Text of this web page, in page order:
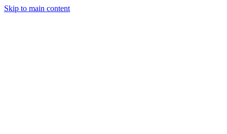
Skip to main content